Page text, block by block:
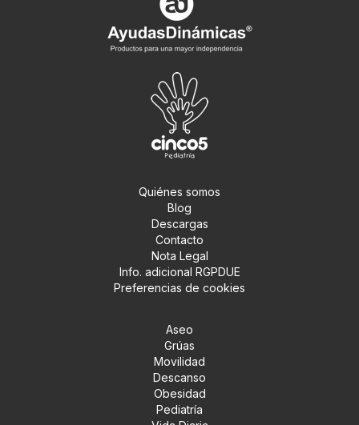
Quiénes somos
Blog
Descargas
Contacto
Nota Legal
Info. adicional RGPDUE
Preferencias de cookies
Aseo
Grúas
Movilidad
Descanso
Obesidad
Pediatría